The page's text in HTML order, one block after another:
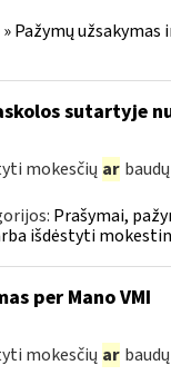
Pažymų užsakymas
sutartyje
mokesčių ar
Prašymai,
išdėstyti
per Mano VMI
mokesčių ar